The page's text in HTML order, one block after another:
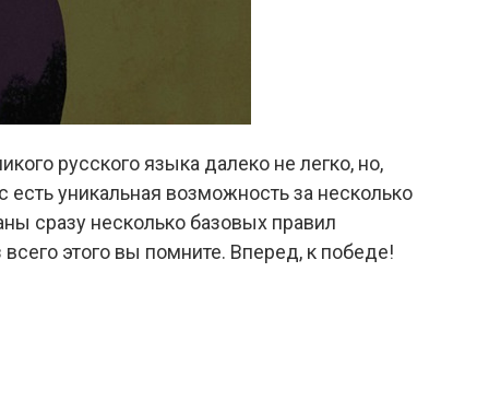
русского языка далеко не легко, но,
уникальная возможность за несколько
сразу несколько базовых правил
этого вы помните. Вперед, к победе!